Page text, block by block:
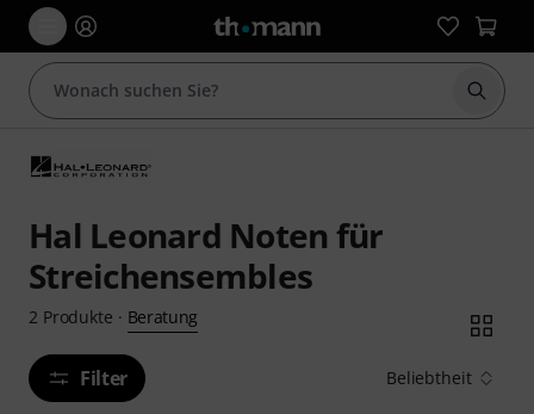
Suche
Hal Leonard Noten für
Streichensembles
2 Produkte · Beratung
Filter Beliebtheit